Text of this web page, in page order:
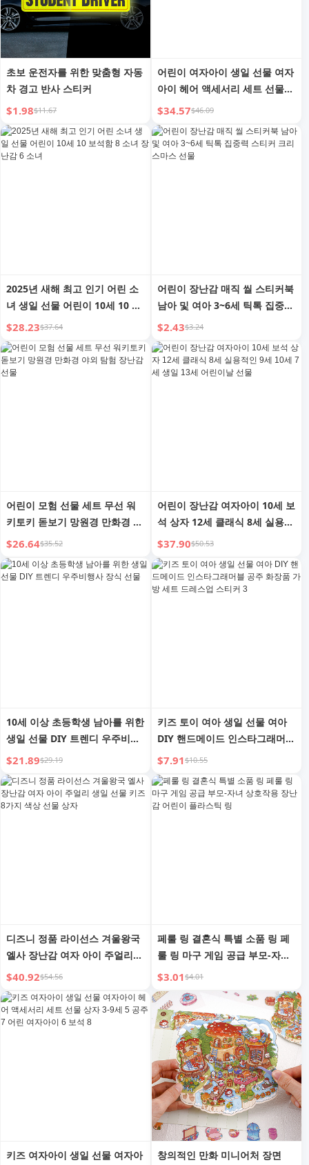
초보 운전자를 위한 맞춤형 자동
차 경고 반사 스티커
$1.98$11.67
어린이 여자아이 생일 선물 여자
아이 헤어 액세서리 세트 선물
상자 5 공주 7 어린 소녀 6 보석
8 새해 10
$34.57$46.09
2025년 새해 최고 인기 어린 소
녀 생일 선물 어린이 10세 10 보
석함 8 소녀 장난감 6 소녀
$28.23$37.64
어린이 장난감 매직 씰 스티커북
남아 및 여아 3~6세 틱톡 집중력
스티커 크리스마스 선물
$2.43$3.24
어린이 모험 선물 세트 무선 워
키토키 돋보기 망원경 만화경 야
외 탐험 장난감 선물
$26.64$35.52
어린이 장난감 여자아이 10세 보
석 상자 12세 클래식 8세 실용적
인 9세 10세 7세 생일 13세 어린
이날 선물
$37.90$50.53
10세 이상 초등학생 남아를 위한
생일 선물 DIY 트렌디 우주비행
사 장식 선물
$21.89$29.19
키즈 토이 여아 생일 선물 여아
DIY 핸드메이드 인스타그래머블
공주 화장품 가방 세트 드레스업
스티커 3
$7.91$10.55
디즈니 정품 라이선스 겨울왕국
엘사 장난감 여자 아이 주얼리
생일 선물 키즈 8가지 색상 선물
상자
$40.92$54.56
페룰 링 결혼식 특별 소품 링 페
룰 링 마구 게임 공급 부모-자녀
상호작용 장난감 어린이 플라스
틱 링
$3.01$4.01
키즈 여자아이 생일 선물 여자아 창의적인 만화 미니어처 장면